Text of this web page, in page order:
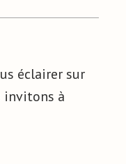
éclairer sur
invitons à